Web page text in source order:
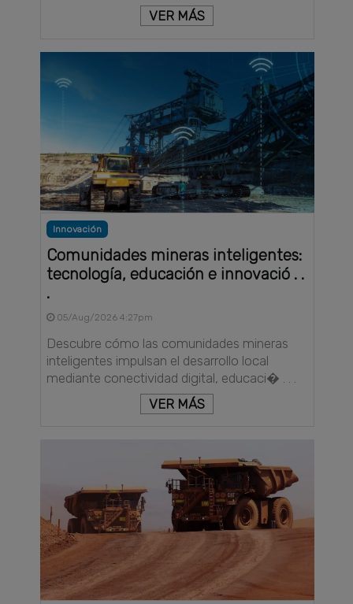
VER MÁS
Innovación
Comunidades mineras inteligentes:
tecnología, educación e innovació . .
.
05/Aug/2026 4:27pm
Descubre cómo las comunidades mineras
inteligentes impulsan el desarrollo local
mediante conectividad digital, educaci� . . .
VER MÁS